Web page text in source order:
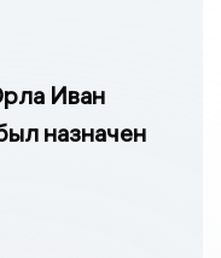
Иван
назначен